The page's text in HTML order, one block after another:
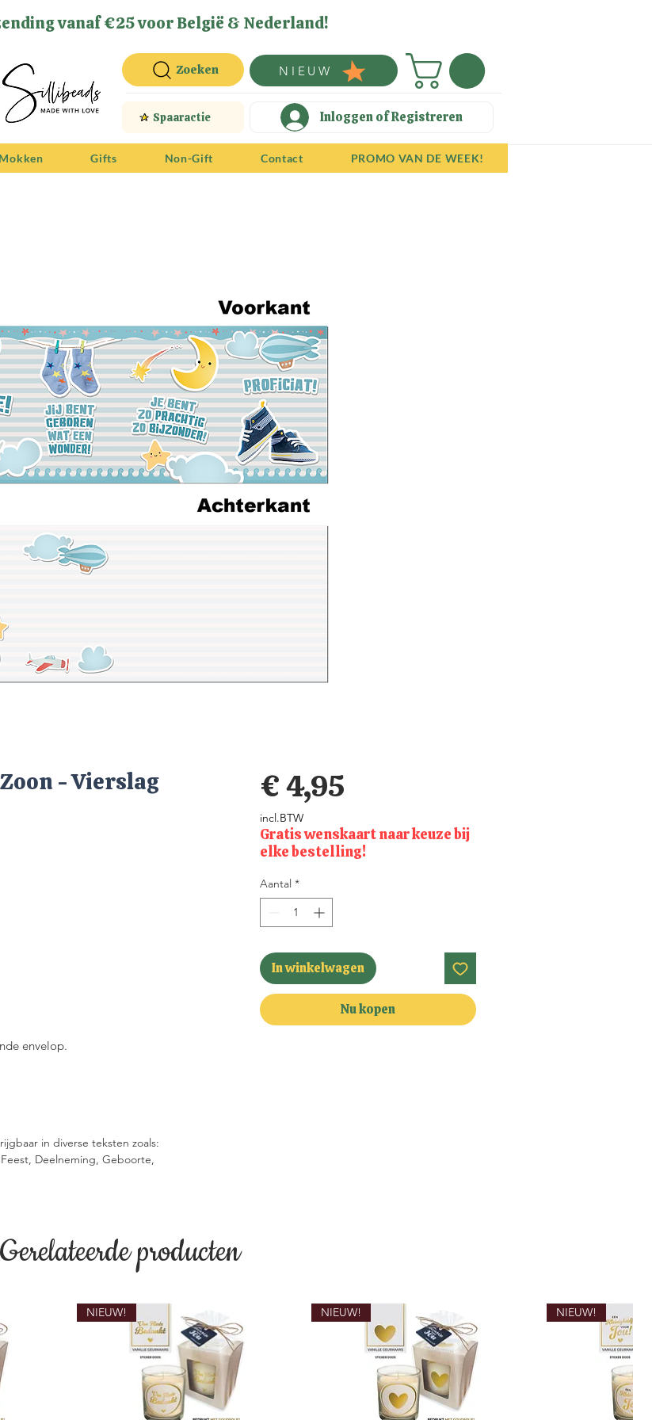
vanaf €25 voor België & Nederland!
Zoeken NIEUW
Spaaractie Inloggen of Registreren
Mokken Gifts Non-Gift Contact PROMO VAN DE WEEK!
- Vierslag
envelop.
in diverse teksten zoals:
Deelneming, Geboorte,
€ 4,95Prijs
incl.BTW
Gratis wenskaart naar keuze bij
elke bestelling!
Aantal *
In winkelwagen
Nu kopen
Gerelateerde producten
NIEUW! NIEUW! NIEUW!